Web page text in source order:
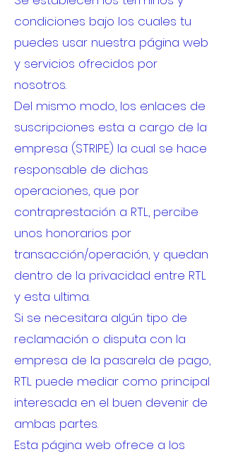
condiciones bajo los cuales tu
puedes usar nuestra página web
y servicios ofrecidos por
nosotros.
Del mismo modo, los enlaces de
suscripciones esta a cargo de la
empresa (STRIPE) la cual se hace
responsable de dichas
operaciones, que por
contraprestación a RTL, percibe
unos honorarios por
transacción/operación, y quedan
dentro de la privacidad entre RTL
y esta ultima.
Si se necesitara algún tipo de
reclamación o disputa con la
empresa de la pasarela de pago,
RTL puede mediar como principal
interesada en el buen devenir de
ambas partes.
Esta página web ofrece a los